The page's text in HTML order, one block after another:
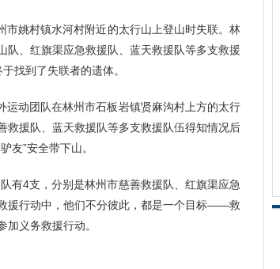
市姚村镇水河村附近的太行山上登山时失联。林
、红旗渠应急救援队、蓝天救援队等多支救援
找到了失联者的遗体。
运动团队在林州市石板岩镇贤麻沟村上方的太行
救援队、蓝天救援队等多支救援队伍得知情况后
友”安全带下山。
有4支，分别是林州市慈善救援队、红旗渠应急
援行动中，他们不分彼此，都是一个目标——救
义务救援行动。